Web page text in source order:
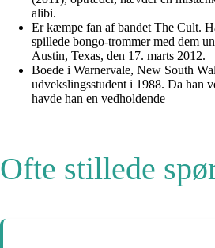
alibi.
Er kæmpe fan af bandet The Cult.
spillede bongo-trommer med dem
Austin, Texas, den 17. marts 2012.
Boede i Warnervale, New South
udvekslingsstudent i 1988. Da han
havde han en vedholdende
Ofte stillede